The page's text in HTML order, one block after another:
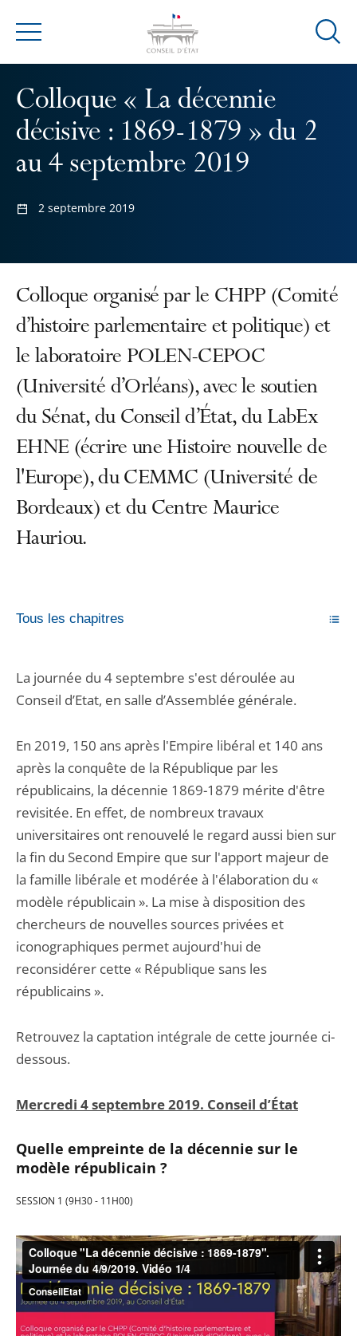
Menu
Ouvrir
Colloque « La décennie
décisive : 1869-1879 » du 2
au 4 septembre 2019
2 septembre 2019
Colloque organisé par le CHPP (Comité
d’histoire parlementaire et politique) et
le laboratoire POLEN-CEPOC
(Université d’Orléans), avec le soutien
du Sénat, du Conseil d’État, du LabEx
EHNE (écrire une Histoire nouvelle de
l'Europe), du CEMMC (Université de
Bordeaux) et du Centre Maurice
Hauriou.
Tous les chapitres
La journée du 4 septembre s'est déroulée au
Conseil d’Etat, en salle d’Assemblée générale.
En 2019, 150 ans après l'Empire libéral et 140 ans
après la conquête de la République par les
républicains, la décennie 1869-1879 mérite d'être
revisitée. En effet, de nombreux travaux
universitaires ont renouvelé le regard aussi bien sur
la fin du Second Empire que sur l'apport majeur de
la famille libérale et modérée à l'élaboration du «
modèle républicain ». La mise à disposition des
chercheurs de nouvelles sources privées et
iconographiques permet aujourd'hui de
reconsidérer cette « République sans les
républicains ».
Retrouvez la captation intégrale de cette journée ci-
dessous.
Mercredi 4 septembre 2019. Conseil d’État
Quelle empreinte de la décennie sur le
modèle républicain ?
SESSION 1 (9H30 - 11H00)